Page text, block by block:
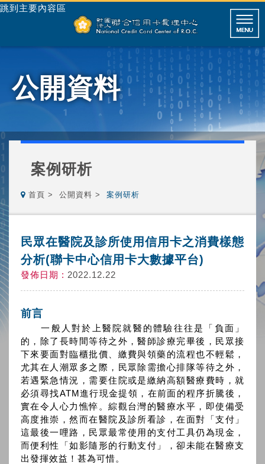
跳到主要內容區
公開資料
案例研析
首頁 公開資料 案例研析
民眾在醫院及診所使用信用卡之消費樣態
分析(聯卡中心信用卡大數據平台)
發佈日期 : 2022.12.22
前言
一般人對於上醫院就醫的體驗往往是「負面」
的，除了長時間等待之外，醫師診療完畢後，民眾接
下來要面對臨櫃批價、繳費與領藥的流程也不輕鬆，
尤其在人潮眾多之際，民眾除需擔心排隊等待之外，
若遇緊急情況，需要住院或是繳納高額醫療費時，就
必須尋找ATM進行現金提領，在前面的程序折騰後，
實在令人心力憔悴。綜觀台灣的醫療水平，即使備受
高度推崇，然而在醫院及診所看診，在面對「支付」
這最後一哩路，民眾最常使用的支付工具仍為現金，
而便利性「如影隨形的行動支付」，卻未能在醫療支
出發揮效益！甚為可惜。